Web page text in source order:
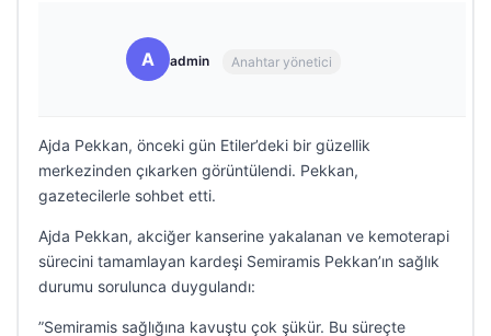
A admin Anahtar yönetici
Ajda Pekkan, önceki gün Etiler’deki bir güzellik
merkezinden çıkarken görüntülendi. Pekkan,
gazetecilerle sohbet etti.
Ajda Pekkan, akciğer kanserine yakalanan ve kemoterapi
sürecini tamamlayan kardeşi Semiramis Pekkan’ın sağlık
durumu sorulunca duygulandı:
”Semiramis sağlığına kavuştu çok şükür. Bu süreçte